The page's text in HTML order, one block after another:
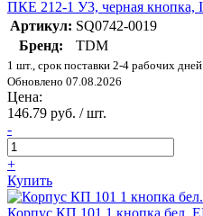
ПКЕ 212-1 У3, черная кнопка,
Артикул: SQ0742-0019
Бренд:
TDM
1 шт., срок поставки 2-4 рабочих дней
Обновлено 07.08.2026
Цена:
146.79 руб. / шт.
-
+
Купить
Корпус КП 101 1 кнопка бел.